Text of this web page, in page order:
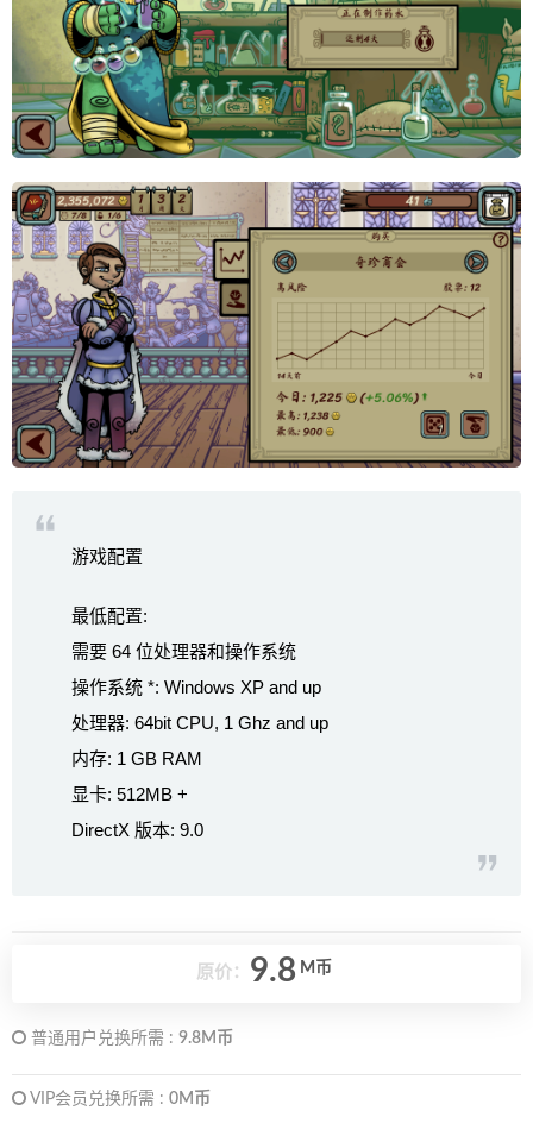
游戏配置
最低配置:
需要 64 位处理器和操作系统
操作系统 *: Windows XP and up
处理器: 64bit CPU, 1 Ghz and up
内存: 1 GB RAM
显卡: 512MB +
DirectX 版本: 9.0
原价： 9.8 M币
普通用户兑换所需 : 9.8M币
VIP会员兑换所需 : 0M币